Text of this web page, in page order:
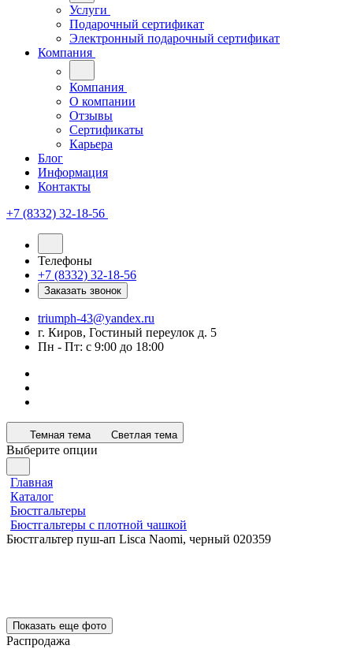
Услуги
Подарочный сертификат
Электронный подарочный сертификат
Компания
Компания
О компании
Отзывы
Сертификаты
Карьера
Блог
Информация
Контакты
+7 (8332) 32-18-56
Телефоны
+7 (8332) 32-18-56
Заказать звонок
triumph-43@yandex.ru
г. Киров, Гостиный переулок д. 5
Пн - Пт: с 9:00 до 18:00
Темная тема Светлая тема
Выберите опции
Главная
Каталог
Бюстгальтеры
Бюстгальтеры с плотной чашкой
Бюстгальтер пуш-ап Lisca Naomi, черный 020359
Показать еще фото
Распродажа